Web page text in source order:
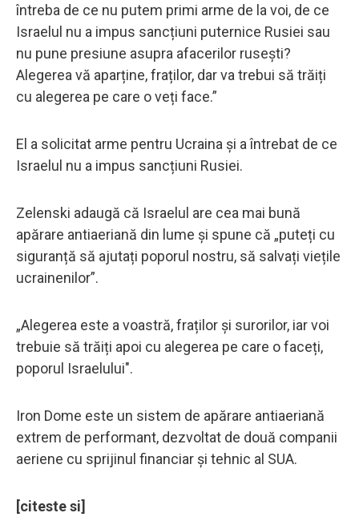
întreba de ce nu putem primi arme de la voi, de ce
Israelul nu a impus sancțiuni puternice Rusiei sau
nu pune presiune asupra afacerilor rusești?
Alegerea vă aparține, fraților, dar va trebui să trăiți
cu alegerea pe care o veți face.”
El a solicitat arme pentru Ucraina și a întrebat de ce
Israelul nu a impus sancțiuni Rusiei.
Zelenski adaugă că Israelul are cea mai bună
apărare antiaeriană din lume și spune că „puteți cu
siguranță să ajutați poporul nostru, să salvați viețile
ucrainenilor”.
„Alegerea este a voastră, fraților și surorilor, iar voi
trebuie să trăiți apoi cu alegerea pe care o faceți,
poporul Israelului".
Iron Dome este un sistem de apărare antiaeriană
extrem de performant, dezvoltat de două companii
aeriene cu sprijinul financiar și tehnic al SUA.
[citeste si]